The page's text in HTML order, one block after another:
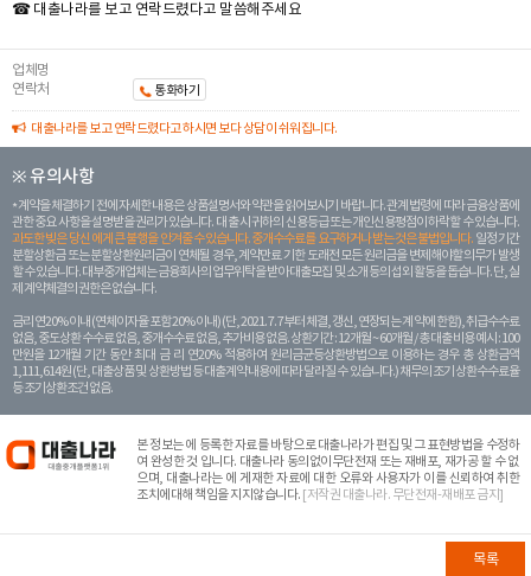
☎ 대출나라를 보고 연락드렸다고 말씀해주세요
업체명
연락처
통화하기
대출나라를 보고 연락드렸다고 하시면 보다 상담이 쉬워집니다.
※ 유의사항
계약을 체결하기 전에 자세한 내용은 상품설명서와 약관을 읽어보시기 바랍니다. 관계 법령에 따라 금융상품에
관한 중요 사항을 설명받을 권리가 있습니다. 대 출 시 귀하의 신용등급 또는 개인신용평점이 하락할 수 있습니다.
과도한 빚은 당신 에게 큰 불행을 안겨줄 수 있습니다. 중개수수료를 요구하거나 받는 것은 불법입니다. 일정 기간
분할상환금 또는 분할상환원리금이 연체될 경우, 계약만료 기한 도래전 모든 원리금을 변제해야할 의무가 발생
할 수 있습니다. 대부중개업체는 금융회사의 업무위탁을 받아 대출모집 및 소개 등의 섭외 활동을 돕습니다. 단, 실
제 계약체결의 권한은 없습니다.
금리 연20% 이내 (연체이자율 포함 20% 이내) (단, 2021. 7. 7부터 체결, 갱신, 연장되는 계 약에 한함), 취급수수료
없음, 중도상환 수수료 없음, 중개수수료 없음, 추가비용 없음. 상환기간 : 12개월 ~ 60개월 / 총 대출 비용 예시 : 100
만원을 12개월 기간 동안 최대 금 리 연20% 적용하여 원리금균등상환방법으로 이용하는 경우 총 상환금액
1,111,614원 (단, 대출상품 및 상환방법 등 대출계약 내용에 따라 달라질 수 있습니다.) 채무의 조기 상환수수료율
등 조기상환조건 없음.
본 정보는에 등록한 자료를 바탕으로 대출나라가 편집 및 그 표현방법을 수정하
여 완성한 것 입니다. 대출나라 동의없이무단전재 또는 재배포, 재가공 할 수 없
으며, 대출나라는 에 게재한 자료에 대한 오류와 사용자가 이를 신뢰하여 취한
조치에대해 책임을 지지않습니다. [저작권 대출나라. 무단전재-재배포 금지]
목록